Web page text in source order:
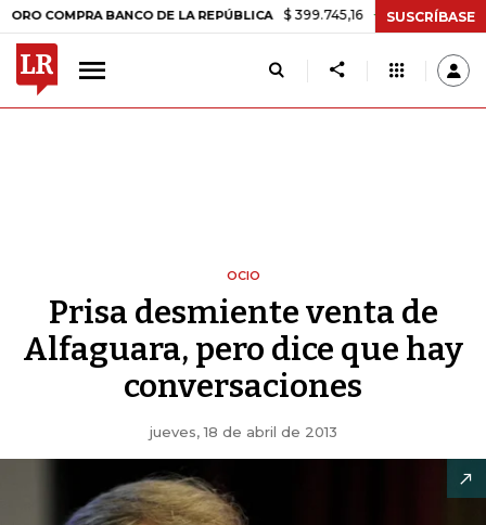
BANCO DE LA REPÚBLICA $ 399.745,16 +$ 2.295,71 +0,58%
SUSCRÍBASE
OCIO
Prisa desmiente venta de
Alfaguara, pero dice que hay
conversaciones
jueves, 18 de abril de 2013